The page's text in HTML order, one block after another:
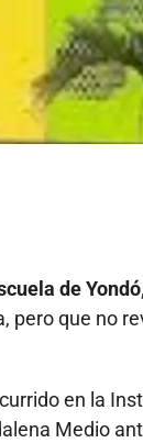
de
pero que no
en la
Medio